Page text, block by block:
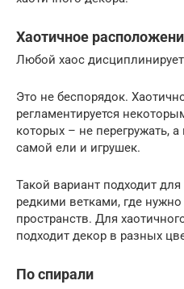
Хаотичное
Любой хаос
Это не беспорядок.
регламентируется
которых – не перегружать,
самой ели и игрушек.
Такой вариант подходит
редкими ветками, где
пространств. Для
подходит декор в разных
По спирали